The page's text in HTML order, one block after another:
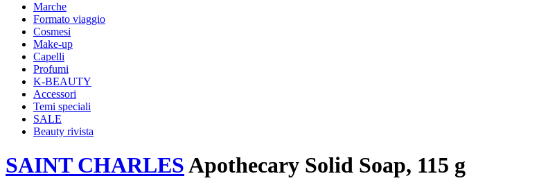
Marche
Formato viaggio
Cosmesi
Make-up
Capelli
Profumi
K-BEAUTY
Accessori
Temi speciali
SALE
Beauty rivista
SAINT CHARLESApothecary Solid Soap, 115 g